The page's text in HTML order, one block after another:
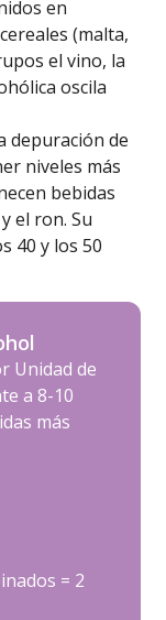
en
(malta,
el vino, la
oscila
depuración de
niveles más
bebidas
el ron. Su
40 y los 50
Unidad de
a 8-10
más
= 2